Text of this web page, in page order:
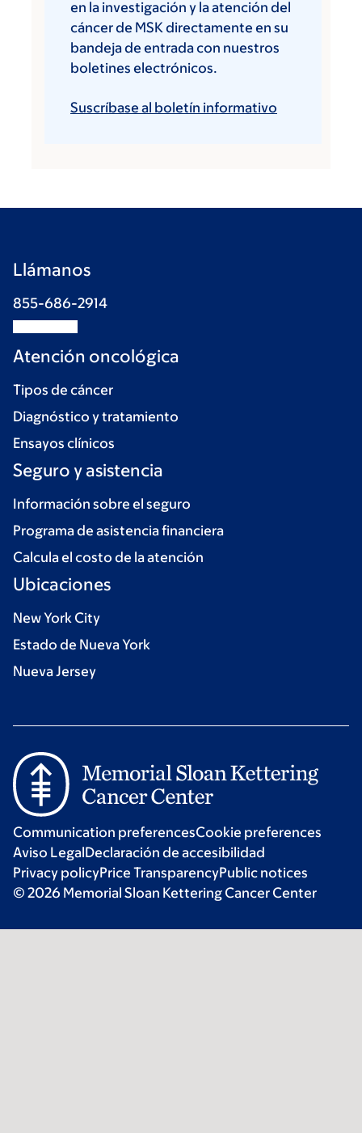
en la investigación y la atención del
cáncer de MSK directamente en su
bandeja de entrada con nuestros
boletines electrónicos.
Suscríbase al boletín informativo
Llámanos
855-686-2914
Atención oncológica
Tipos de cáncer
Diagnóstico y tratamiento
Ensayos clínicos
Seguro y asistencia
Información sobre el seguro
Programa de asistencia financiera
Calcula el costo de la atención
Ubicaciones
New York City
Estado de Nueva York
Nueva Jersey
Communication preferencesCookie preferences
Aviso LegalDeclaración de accesibilidad
Privacy policyPrice TransparencyPublic notices
© 2026 Memorial Sloan Kettering Cancer Center